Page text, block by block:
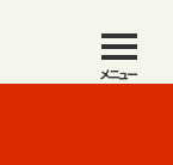
メニュー